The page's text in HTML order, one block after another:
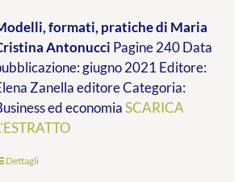
prezzo:
da
€9.99
a
€28.00
formati, pratichedi Maria
Antonucci Pagine 240 Data
giugno 2021 Editore:
Zanella editore Categoria:
ed economiaSCARICA
Dettagli